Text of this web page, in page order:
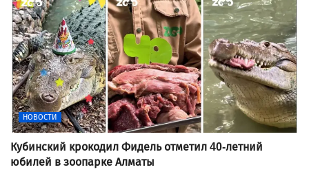
НОВОСТИ
Кубинский крокодил Фидель отметил 40-летний
юбилей в зоопарке Алматы